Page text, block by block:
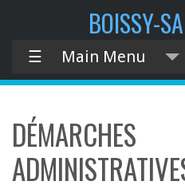
BOISSY-
☰ Main Menu
DÉMARCHES